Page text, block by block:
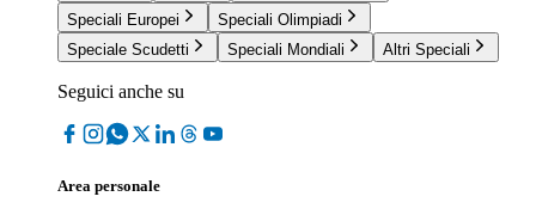
Speciali Europei
Speciali Olimpiadi
Speciale Scudetti
Speciali Mondiali Altri Speciali
Seguici anche su
Area personale